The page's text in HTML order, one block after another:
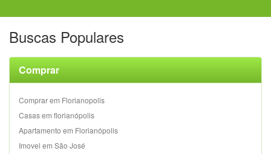
Buscas Populares
Comprar
Comprar em Florianopolis
Casas em florianópolis
Apartamento em Florianópolis
Imovel em São José